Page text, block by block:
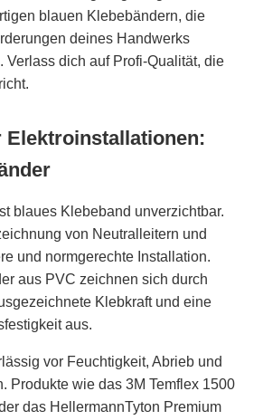
blauen Klebebändern, die
deines Handwerks
Verlass dich auf Profi-Qualität, die
Elektroinstallationen:
blaues Klebeband unverzichtbar.
von Neutralleitern und
und normgerechte Installation.
aus PVC zeichnen sich durch
Klebkraft und eine
aus.
vor Feuchtigkeit, Abrieb und
Produkte wie das 3M Temflex 1500
das HellermannTyton Premium